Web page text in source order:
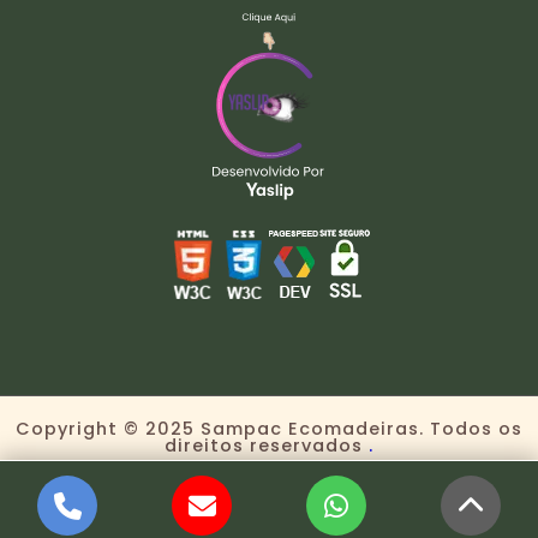
Copyright © 2025 Sampac Ecomadeiras. Todos os
direitos reservados .